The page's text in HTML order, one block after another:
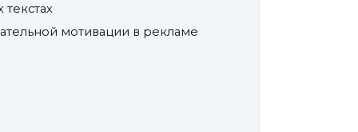
мотивации в рекламе